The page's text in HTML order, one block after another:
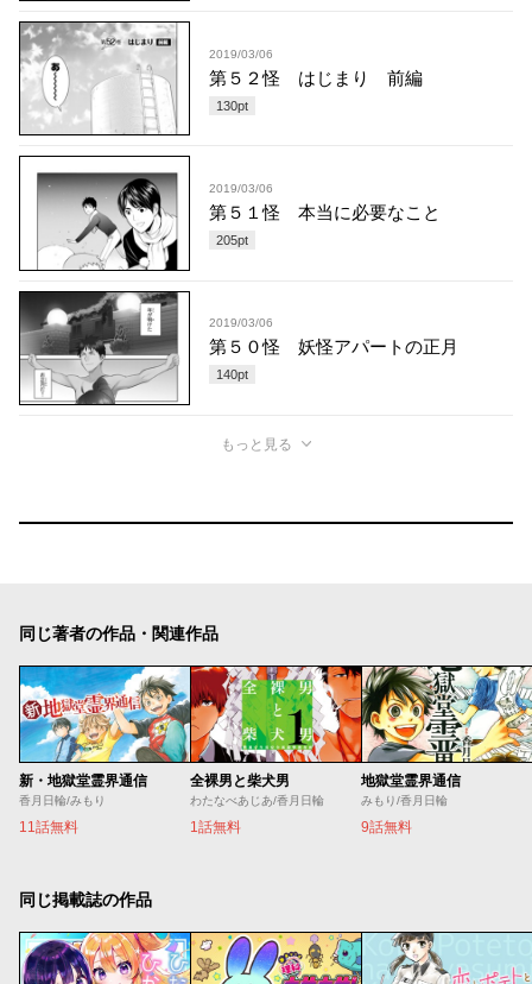
2019/03/06
第５２怪 はじまり 前編
130pt
2019/03/06
第５１怪 本当に必要なこと
205pt
2019/03/06
第５０怪 妖怪アパートの正月
140pt
もっと見る
同じ著者の作品・関連作品
新・地獄堂霊界通信
香月日輪/みもり
11話無料
全裸男と柴犬男
わたなべあじあ/香月日輪
1話無料
地獄堂霊界通信
みもり/香月日輪
9話無料
同じ掲載誌の作品